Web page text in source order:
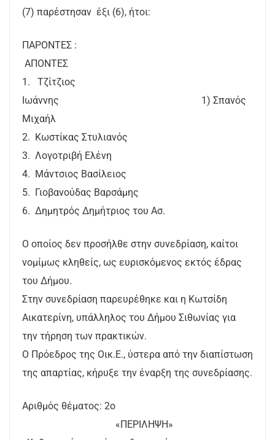
(7) παρέστησαν έξι (6), ήτοι:
ΠΑΡΟΝΤΕΣ :
AΠΟΝTEΣ
1. Τζίτζιος
Ιωάννης 1) Σπανός
Μιχαήλ
2. Κωστίκας Στυλιανός
3. Λογοτριβή Ελένη
4. Μάντσιος Βασίλειος
5. Γιοβανούδας Βαρσάμης
6. Δημητρός Δημήτριος του Ασ.
Ο οποίος δεν προσήλθε στην συνεδρίαση, καίτοι
νομίμως κληθείς, ως ευρισκόμενος εκτός έδρας
του Δήμου.
Στην συνεδρίαση παρευρέθηκε και η Κωτσίδη
Αικατερίνη, υπάλληλος του Δήμου Σιθωνίας για
την τήρηση των πρακτικών.
Ο Πρόεδρος της Οικ.Ε., ύστερα από την διαπίστωση
της απαρτίας, κήρυξε την έναρξη της συνεδρίασης.
Αριθμός θέματος: 2ο
«ΠΕΡΙΛΗΨΗ»